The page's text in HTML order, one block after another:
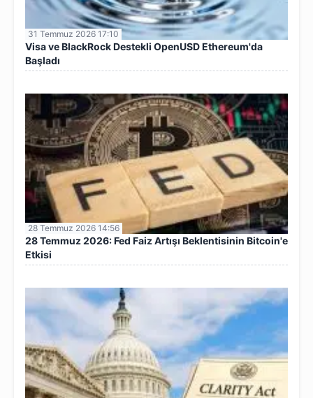
31 Temmuz 2026 17:10
Visa ve BlackRock Destekli OpenUSD Ethereum'da
Başladı
28 Temmuz 2026 14:56
28 Temmuz 2026: Fed Faiz Artışı Beklentisinin Bitcoin'e
Etkisi